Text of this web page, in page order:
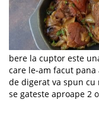
bere la cuptor este
care le-am facut pana
de digerat va spun cu
se gateste aproape 2